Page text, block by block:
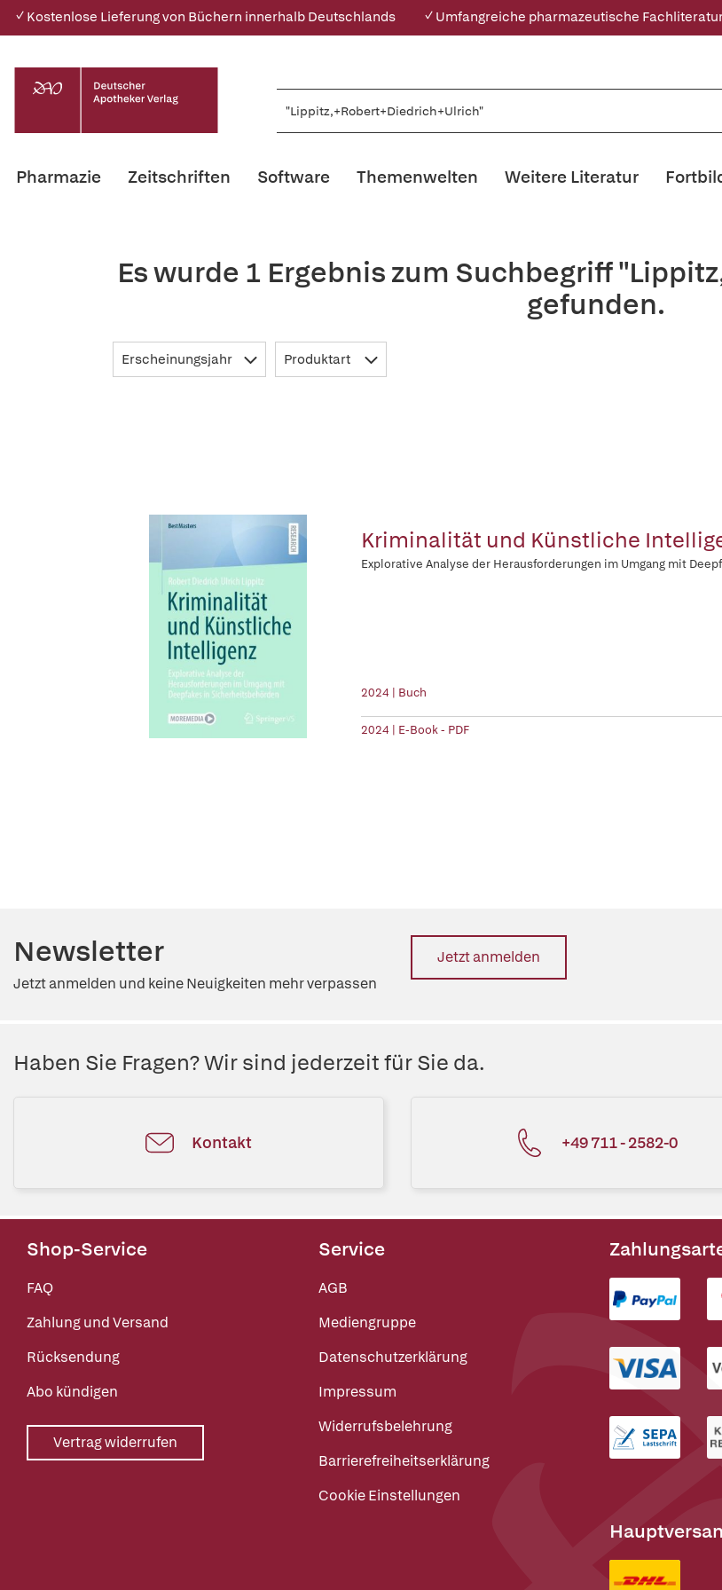
✓ Kostenlose Lieferung von Büchern innerhalb Deutschlands ✓ Umfangreiche pharmazeutische
Pharmazie Zeitschriften Software Themenwelten Weitere Literatur
Es wurde 1 Ergebnis zum Suchbegriff
gefunden.
Erscheinungsjahr Produktart
Kriminalität und Künstliche
Explorative Analyse der Herausforderungen im Umgang mit
2024 | Buch
2024 | E-Book - PDF
Newsletter
Jetzt anmelden und keine Neuigkeiten mehr verpassen
Jetzt anmelden
Haben Sie Fragen? Wir sind jederzeit für Sie da.
Kontakt +49 711 - 2582-0
Shop-Service
FAQ
Zahlung und Versand
Rücksendung
Abo kündigen
Vertrag widerrufen
Service
AGB
Mediengruppe
Datenschutzerklärung
Impressum
Widerrufsbelehrung
Barrierefreiheitserklärung
Cookie Einstellungen